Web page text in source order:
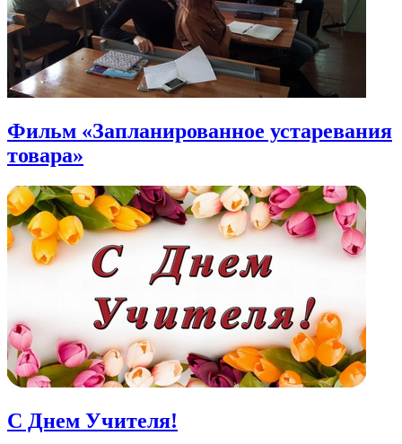
Фильм «Запланированное устаревания
товара»
С Днем Учителя!